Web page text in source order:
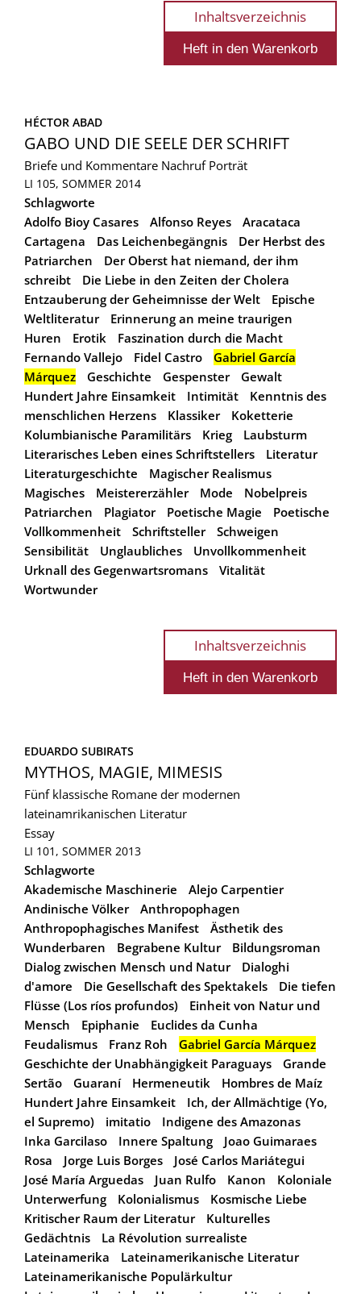
Inhaltsverzeichnis
HÉCTOR ABAD
GABO UND DIE SEELE DER SCHRIFT
Briefe und Kommentare Nachruf Porträt
LI 105, SOMMER 2014
Schlagworte
Adolfo Bioy Casares
Alfonso Reyes
Aracataca
Cartagena
Das Leichenbegängnis
Der Herbst des
Patriarchen
Der Oberst hat niemand, der ihm
schreibt
Die Liebe in den Zeiten der Cholera
Entzauberung der Geheimnisse der Welt
Epische
Weltliteratur
Erinnerung an meine traurigen
Huren
Erotik
Faszination durch die Macht
Fernando Vallejo
Fidel Castro
Gabriel García
Márquez
Geschichte Gespenster
Gewalt
Hundert Jahre Einsamkeit
Intimität
Kenntnis des
menschlichen Herzens
Klassiker
Koketterie
Kolumbianische Paramilitärs
Krieg
Laubsturm
Literarisches Leben eines Schriftstellers
Literatur
Literaturgeschichte
Magischer Realismus
Magisches
Meistererzähler Mode
Nobelpreis
Patriarchen
Plagiator Poetische Magie
Poetische
Vollkommenheit
Schriftsteller
Schweigen
Sensibilität
Unglaubliches
Unvollkommenheit
Urknall des Gegenwartsromans
Vitalität
Wortwunder
Inhaltsverzeichnis
EDUARDO SUBIRATS
MYTHOS, MAGIE, MIMESIS
Fünf klassische Romane der modernen
lateinamrikanischen Literatur
Essay
LI 101, SOMMER 2013
Schlagworte
Akademische Maschinerie
Alejo Carpentier
Andinische Völker
Anthropophagen
Anthropophagisches Manifest
Ästhetik des
Wunderbaren
Begrabene Kultur
Bildungsroman
Dialog zwischen Mensch und Natur
Dialoghi
d'amore
Die Gesellschaft des Spektakels
Die tiefen
Flüsse (Los ríos profundos)
Einheit von Natur und
Mensch
Epiphanie
Euclides da Cunha
Feudalismus
Franz Roh
Gabriel García Márquez
Geschichte der Unabhängigkeit Paraguays
Grande
Sertão
Guaraní Hermeneutik
Hombres de Maíz
Hundert Jahre Einsamkeit
Ich, der Allmächtige (Yo,
el Supremo)
imitatio
Indigene des Amazonas
Inka Garcilaso
Innere Spaltung
Joao Guimaraes
Rosa
Jorge Luis Borges
José Carlos Mariátegui
José María Arguedas
Juan Rulfo Kanon
Koloniale
Unterwerfung
Kolonialismus
Kosmische Liebe
Kritischer Raum der Literatur
Kulturelles
Gedächtnis
La Révolution surrealiste
Lateinamerika
Lateinamerikanische Literatur
Lateinamerikanische Populärkultur